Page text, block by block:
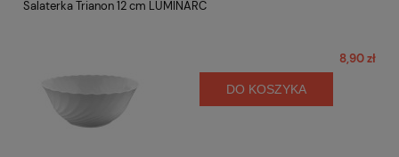
Salaterka Trianon 12 cm LUMINARC
8,90 zł
DO KOSZYKA